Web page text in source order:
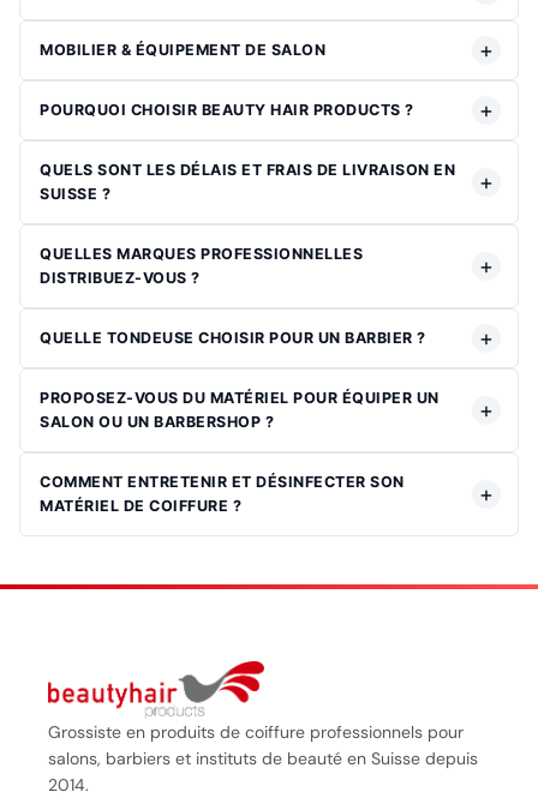
MOBILIER & ÉQUIPEMENT DE SALON
POURQUOI CHOISIR BEAUTY HAIR PRODUCTS ?
QUELS SONT LES DÉLAIS ET FRAIS DE LIVRAISON EN
SUISSE ?
QUELLES MARQUES PROFESSIONNELLES
DISTRIBUEZ-VOUS ?
QUELLE TONDEUSE CHOISIR POUR UN BARBIER ?
PROPOSEZ-VOUS DU MATÉRIEL POUR ÉQUIPER UN
SALON OU UN BARBERSHOP ?
COMMENT ENTRETENIR ET DÉSINFECTER SON
MATÉRIEL DE COIFFURE ?
Grossiste en produits de coiffure professionnels pour
salons, barbiers et instituts de beauté en Suisse depuis
2014.